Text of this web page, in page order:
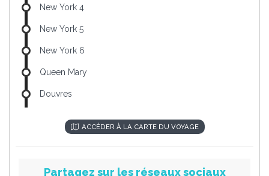
New York 4
New York 5
New York 6
Queen Mary
Douvres
ACCÉDER À LA CARTE DU VOYAGE
Partagez sur les réseaux sociaux